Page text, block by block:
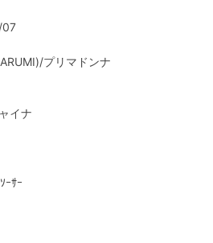
07
プリマドンナ
イナ
ｰｻｰ